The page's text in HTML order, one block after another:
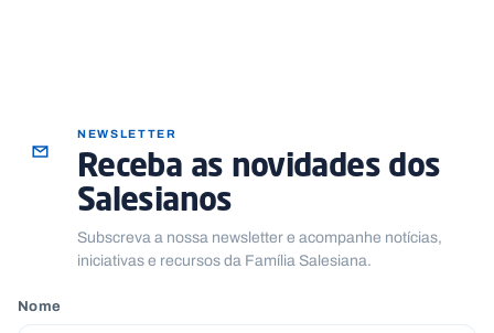
NEWSLETTER
Receba as novidades dos
Salesianos
Subscreva a nossa newsletter e acompanhe notícias,
iniciativas e recursos da Família Salesiana.
Nome
i
n
o
s
.
p
t